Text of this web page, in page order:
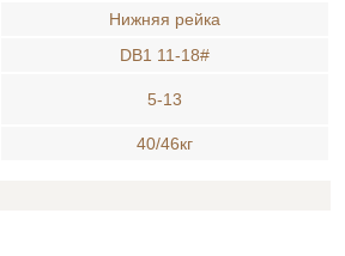
Нижняя рейка
DB1 11-18#
5-13
40/46кг